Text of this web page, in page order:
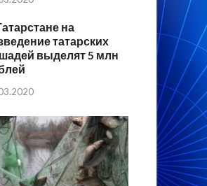
на
татарских
выделят 5 млн